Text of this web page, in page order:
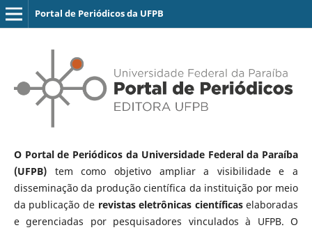
Portal de Periódicos da UFPB
O Portal de Periódicos da Universidade Federal da Paraíba
(UFPB)tem como objetivo ampliar a visibilidade e a
disseminação da produção científica da instituição por meio
da publicação de revistas eletrônicas científicaselaboradas
e gerenciadas por pesquisadores vinculados à UFPB. O